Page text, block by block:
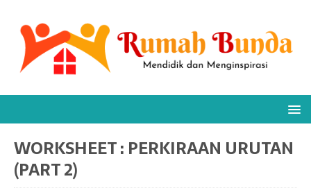
WORKSHEET : PERKIRAAN URUTAN
(PART 2)